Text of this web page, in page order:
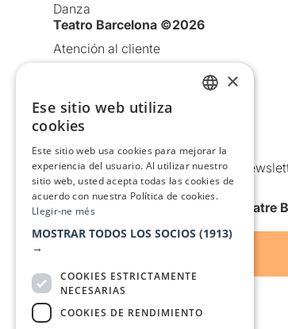
Danza
Teatro Barcelona ©2026
Atención al cliente
Política de Cookies
Condiciones de uso
Comunicaciones comerciales y
Anuncia’t
Quiero recibir la newsletter de Teatre
×
Ese sitio web utiliza
cookies
Este sitio web usa cookies para mejorar la
experiencia del usuario. Al utilizar nuestro
sitio web, usted acepta todas las cookies de
acuerdo con nuestra Política de cookies.
Llegir-ne més
MOSTRAR TODOS LOS SOCIOS (1913)
→
COOKIES ESTRICTAMENTE
NECESARIAS
COOKIES DE RENDIMIENTO